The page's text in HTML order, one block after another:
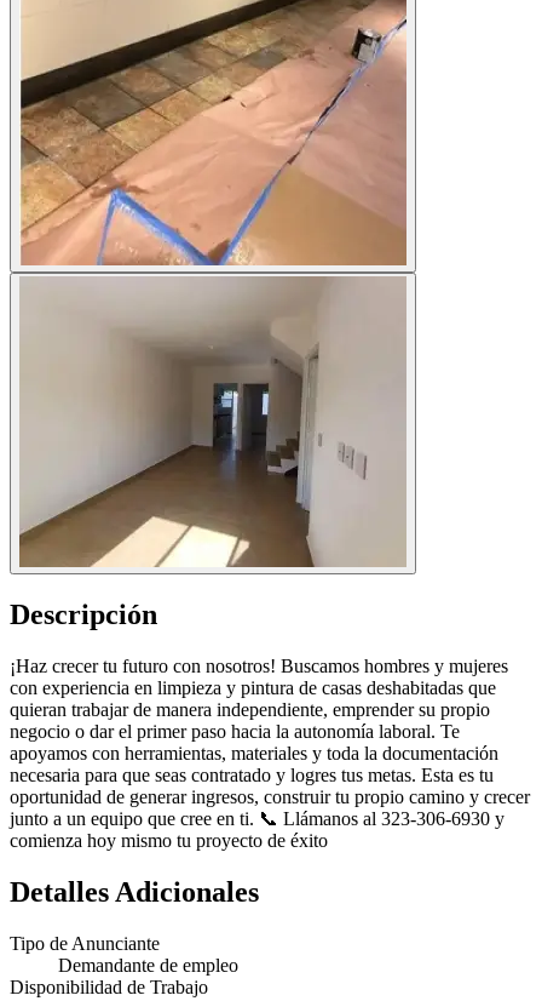
Descripción
¡Haz crecer tu futuro con nosotros! Buscamos hombres y mujeres
con experiencia en limpieza y pintura de casas deshabitadas que
quieran trabajar de manera independiente, emprender su propio
negocio o dar el primer paso hacia la autonomía laboral. Te
apoyamos con herramientas, materiales y toda la documentación
necesaria para que seas contratado y logres tus metas. Esta es tu
oportunidad de generar ingresos, construir tu propio camino y crecer
junto a un equipo que cree en ti. 📞 Llámanos al 323-306-6930 y
comienza hoy mismo tu proyecto de éxito
Detalles Adicionales
Tipo de Anunciante
Demandante de empleo
Disponibilidad de Trabajo